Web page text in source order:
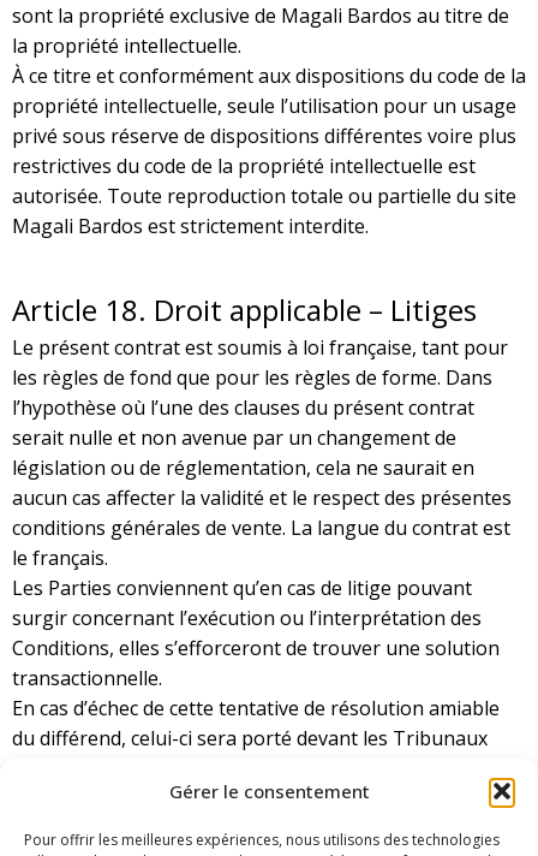
Gérer le consentement
Pour offrir les meilleures expériences, nous utilisons des technologies
sont la propriété exclusive de Magali Bardos au titre de
la propriété intellectuelle.
À ce titre et conformément aux dispositions du code de la
propriété intellectuelle, seule l’utilisation pour un usage
privé sous réserve de dispositions différentes voire plus
restrictives du code de la propriété intellectuelle est
autorisée. Toute reproduction totale ou partielle du site
Magali Bardos est strictement interdite.
Article 18. Droit applicable – Litiges
Le présent contrat est soumis à loi française, tant pour
les règles de fond que pour les règles de forme. Dans
l’hypothèse où l’une des clauses du présent contrat
serait nulle et non avenue par un changement de
législation ou de réglementation, cela ne saurait en
aucun cas affecter la validité et le respect des présentes
conditions générales de vente. La langue du contrat est
le français.
Les Parties conviennent qu’en cas de litige pouvant
surgir concernant l’exécution ou l’interprétation des
Conditions, elles s’efforceront de trouver une solution
transactionnelle.
En cas d’échec de cette tentative de résolution amiable
du différend, celui-ci sera porté devant les Tribunaux
La dernière mise à jour des conditions de ventes date du
01-04-2019.